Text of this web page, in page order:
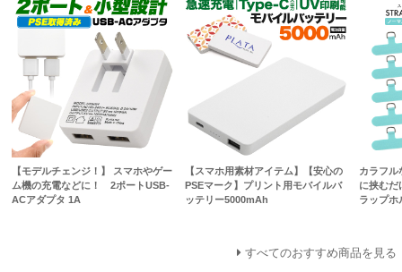
【モデルチェンジ！】 スマホやゲー
ム機の充電などに！ 2ポートUSB-
ACアダプタ 1A
【スマホ用素材アイテム】【安心の
PSEマーク】プリント用モバイルバ
ッテリー5000mAh
カラフル
に挟む
ラップホ
すべてのおすすめ商品を見る